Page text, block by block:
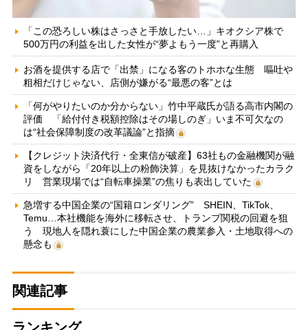
「この恐ろしい株はさっさと手放したい…」キオクシア株で
500万円の利益を出した女性が“夢よもう一度”と再購入
お酒を提供する店で「出禁」になる客のトホホな生態 嘔吐や
粗相だけじゃない、店側が嫌がる“最悪の客”とは
「何がやりたいのか分からない」竹中平蔵氏が語る高市内閣の
評価 「給付付き税額控除はその場しのぎ」いま不可欠なの
は“社会保障制度の改革議論”と指摘
【クレジット決済代行・全東信が破産】63社もの金融機関が融
資をしながら「20年以上の粉飾決算」を見抜けなかったカラク
リ 営業現場では“自転車操業”の焦りも表出していた
急増する中国企業の“国籍ロンダリング” SHEIN、TikTok、
Temu…本社機能を海外に移転させ、トランプ関税の回避を狙
う 現地人を隠れ蓑にした中国企業の農業参入・土地取得への
懸念も
関連記事